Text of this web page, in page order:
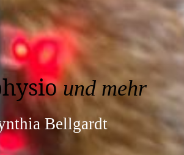
und mehr
Bellgardt